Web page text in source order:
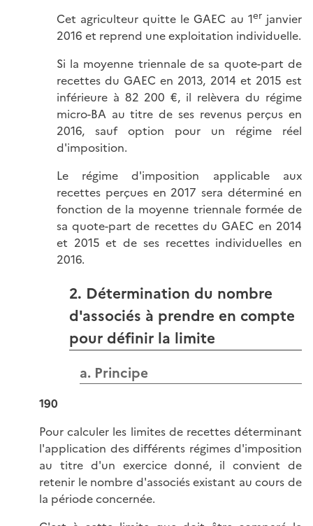
Cet agriculteur quitte le GAEC au 1erjanvier
2016 et reprend une exploitation individuelle.
Si la moyenne triennale de sa quote-part de
recettes du GAEC en 2013, 2014 et 2015 est
inférieure à 82 200 €, il relèvera du régime
micro-BA au titre de ses revenus perçus en
2016, sauf option pour un régime réel
d'imposition.
Le régime d'imposition applicable aux
recettes perçues en 2017 sera déterminé en
fonction de la moyenne triennale formée de
sa quote-part de recettes du GAEC en 2014
et 2015 et de ses recettes individuelles en
2016.
2. Détermination du nombre
d'associés à prendre en compte
pour définir la limite
a. Principe
190
Pour calculer les limites de recettes déterminant
l'application des différents régimes d'imposition
au titre d'un exercice donné, il convient de
retenir le nombre d'associés existant au cours de
la période concernée.